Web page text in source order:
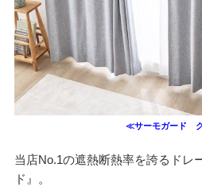
≪サーモガード
当店No.1の遮熱断熱率を誇るドレ
ド』。